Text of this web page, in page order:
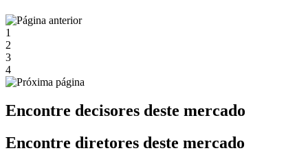
1
2
3
4
Encontre decisores deste mercado
Encontre diretores deste mercado